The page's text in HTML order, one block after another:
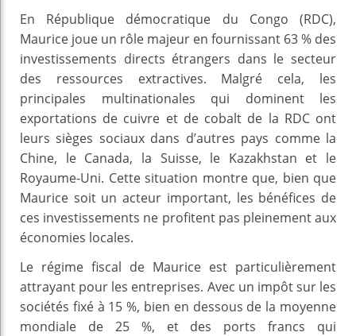
En République démocratique du Congo (RDC),
Maurice joue un rôle majeur en fournissant 63 % des
investissements directs étrangers dans le secteur
des ressources extractives. Malgré cela, les
principales multinationales qui dominent les
exportations de cuivre et de cobalt de la RDC ont
leurs sièges sociaux dans d’autres pays comme la
Chine, le Canada, la Suisse, le Kazakhstan et le
Royaume-Uni. Cette situation montre que, bien que
Maurice soit un acteur important, les bénéfices de
ces investissements ne profitent pas pleinement aux
économies locales.
Le régime fiscal de Maurice est particulièrement
attrayant pour les entreprises. Avec un impôt sur les
sociétés fixé à 15 %, bien en dessous de la moyenne
mondiale de 25 %, et des ports francs qui